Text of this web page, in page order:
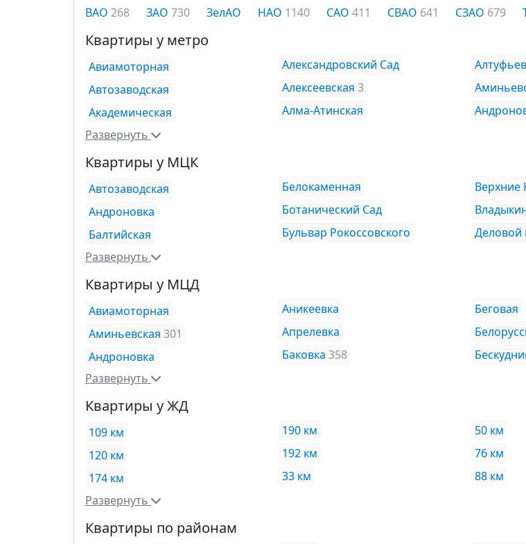
ВАО 268 ЗАО 730 ЗелАО НАО 1140 САО 411 СВАО 641 СЗАО 679
Квартиры у метро
Авиамоторная
Автозаводская
Академическая
Александровский Сад
Алексеевская 3
Алма-Атинская
Развернуть
Квартиры у МЦК
Автозаводская
Андроновка
Балтийская
Белокаменная
Ботанический Сад
Бульвар Рокоссовского
Верхние
Деловой
Развернуть
Квартиры у МЦД
Авиамоторная
Аминьевская 301
Андроновка
Аникеевка
Апрелевка
Баковка 358
Беговая
Развернуть
Квартиры у ЖД
109 км
120 км
174 км
190 км
192 км
33 км
50 км
76 км
88 км
Развернуть
Квартиры по районам